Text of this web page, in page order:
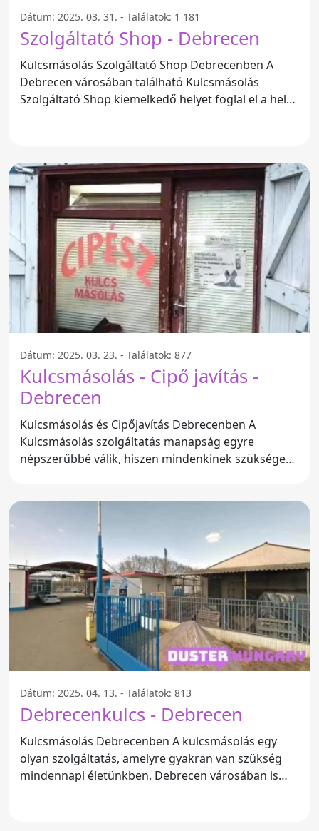
Dátum: 2025. 03. 31. - Találatok: 1 181
Szolgáltató Shop - Debrecen
Kulcsmásolás Szolgáltató Shop Debrecenben A
Debrecen városában található Kulcsmásolás
Szolgáltató Shop kiemelkedő helyet foglal el a helyi
Dátum: 2025. 03. 23. - Találatok: 877
Kulcsmásolás - Cipő javítás -
Debrecen
Kulcsmásolás és Cipőjavítás Debrecenben A
Kulcsmásolás szolgáltatás manapság egyre
népszerűbbé válik, hiszen mindenkinek szüksége
Dátum: 2025. 04. 13. - Találatok: 813
Debrecenkulcs - Debrecen
Kulcsmásolás Debrecenben A kulcsmásolás egy
olyan szolgáltatás, amelyre gyakran van szükség
mindennapi életünkben. Debrecen városában is